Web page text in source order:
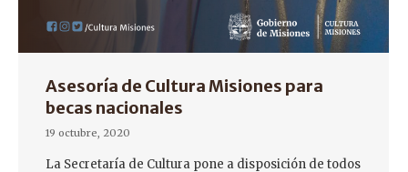
Asesoría de Cultura Misiones para
becas nacionales
19 octubre, 2020
La Secretaría de Cultura pone a disposición de todos